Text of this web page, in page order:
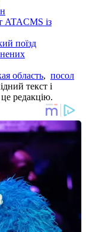
ATACMS із
поїзд
область, посол
текст і
редакцію.